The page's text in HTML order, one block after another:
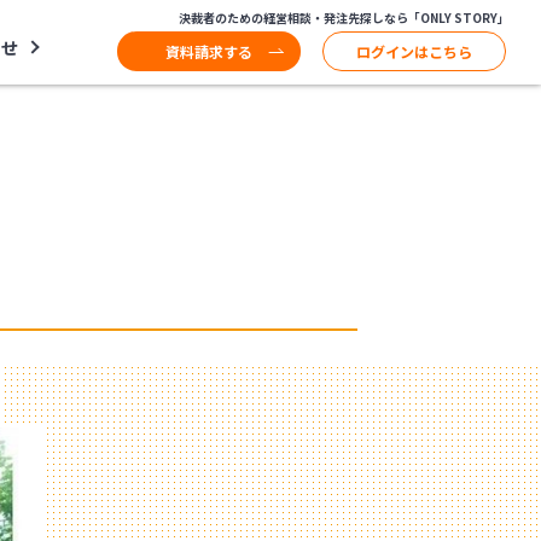
決裁者のための経営相談・発注先探しなら「ONLY STORY」
資料請求する ログインはこちら